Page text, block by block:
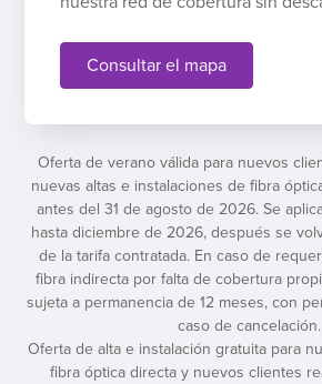
Consultar el mapa
Oferta de verano válida para nuevos
nuevas altas e instalaciones de fibra
antes del 31 de agosto de 2026. Se
hasta diciembre de 2026, después se
de la tarifa contratada. En caso de
fibra indirecta por falta de cobertura
sujeta a permanencia de 12 meses, con
caso de cancelación.
Oferta de alta e instalación gratuita para
fibra óptica directa y nuevos clientes